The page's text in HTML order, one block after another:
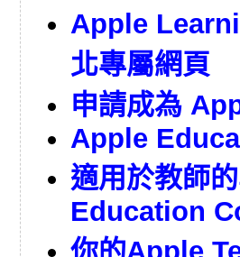
Apple
北專屬網頁
申請成為
Apple
適用於教師
Education